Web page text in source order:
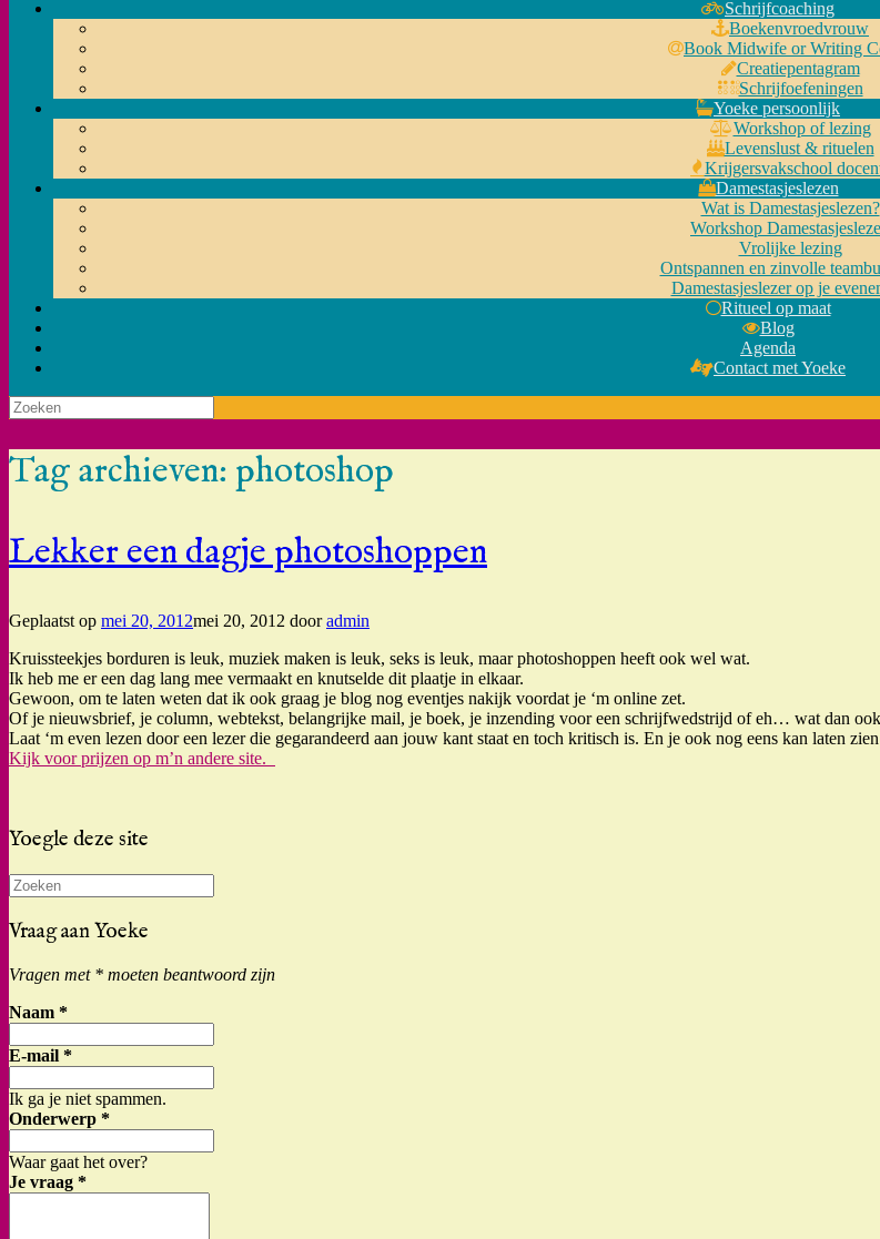
Schrijfcoaching
Boekenvroedvrouw
Book Midwife or Writing
Creatiepentagram
Schrijfoefeningen
Yoeke persoonlijk
Workshop of lezing
Levenslust & rituelen
Krijgersvakschool
Damestasjeslezen
Wat is Damestasjeslezen?
Workshop
Vrolijke lezing
Ontspannen en zinvolle
Damestasjeslezer op je
Ritueel op maat
Blog
Agenda
Contact met Yoeke
Zoeken
naar:
Tag archieven: photoshop
Lekker een dagje photoshoppen
Geplaatst op mei 20, 2012mei 20, 2012 dooradmin
Kruissteekjes borduren is leuk, muziek maken is leuk, seks is leuk, maar photoshoppen heeft ook wel wat.
Ik heb me er een dag lang mee vermaakt en knutselde dit plaatje in elkaar.
Gewoon, om te laten weten dat ik ook graag je blog nog eventjes nakijk voordat je ‘m online zet.
Of je nieuwsbrief, je column, webtekst, belangrijke mail, je boek, je inzending voor een schrijfwedstrijd of eh… wat dan
Laat ‘m even lezen door een lezer die gegarandeerd aan jouw kant staat en toch kritisch is. En je ook nog eens kan laten
Kijk voor prijzen op m’n andere site.
Yoegle deze site
Zoeken
naar:
Vraag aan Yoeke
Vragen met * moeten beantwoord zijn
Naam *
E-mail *
Ik ga je niet spammen.
Onderwerp *
Waar gaat het over?
Je vraag *